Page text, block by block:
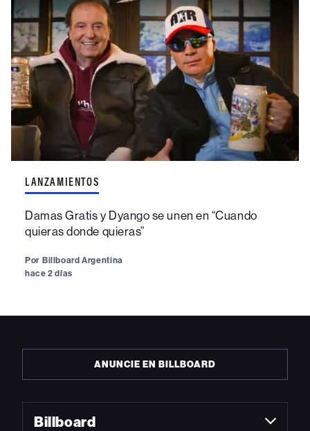
LANZAMIENTOS
Damas Gratis y Dyango se unen en “Cuando
quieras donde quieras”
Por Billboard Argentina
hace 2 días
ANUNCIE EN BILLBOARD
Billboard